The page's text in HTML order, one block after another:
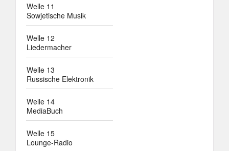
Welle 11
Sowjetische Musik
Welle 12
Liedermacher
Welle 13
Russische Elektronik
Welle 14
MediaBuch
Welle 15
Lounge-Radio